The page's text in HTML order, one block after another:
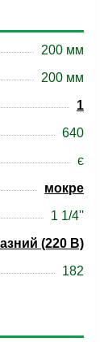
200 мм
200 мм
1
640
є
мокре
1 1/4''
(220 В)
182